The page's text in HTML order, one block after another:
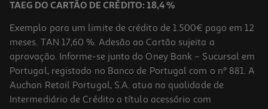
-11%
TAEG DO CARTÃO DE CRÉDITO: 18,4 %
Exemplo para um limite de crédito de 1.500€ pago em 12
meses. TAN 17,60 %. Adesão ao Cartão sujeita a
aprovação. Informe-se junto do Oney Bank – Sucursal em
Portugal, registado no Banco de Portugal com o nº 881. A
Auchan Retail Portugal, S.A. atua na qualidade de
Intermediário de Crédito a título acessório com